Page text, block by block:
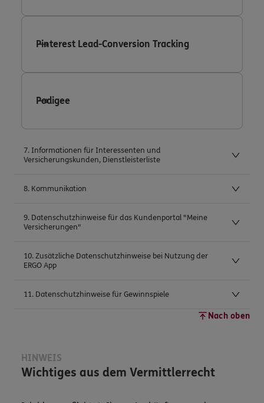
Pinterest Lead-Conversion Tracking
Podigee
7. Informationen für Interessenten und
Versicherungskunden, Dienstleisterliste
8. Kommunikation
9. Datenschutzhinweise für das Kundenportal "Meine
Versicherungen"
10. Zusätzliche Datenschutzhinweise bei Nutzung der
ERGO App
11. Datenschutzhinweise für Gewinnspiele
Nach oben
HINWEIS
Wichtiges aus dem Vermittlerrecht